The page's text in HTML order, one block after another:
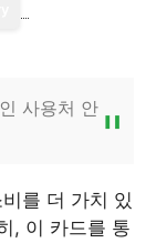
사용처 안
를 더 가치 있
, 이 카드를 통